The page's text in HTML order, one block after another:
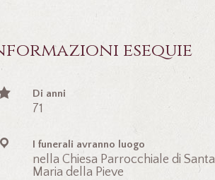
esequie
Di anni
71
I funerali avranno luogo
nella Chiesa Parrocchiale di Santa
Maria della Pieve